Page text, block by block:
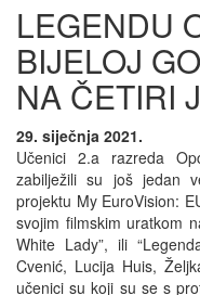
LEGENDU
BIJELOJ
NA ČETIRI
29. siječnja 2021.
Učenici 2.a razreda
zabilježili su još jedan
projektu My EuroVision:
svojim filmskim uratkom
White Lady”, ili
Cvenić, Lucija Huis,
učenici su koji su se s